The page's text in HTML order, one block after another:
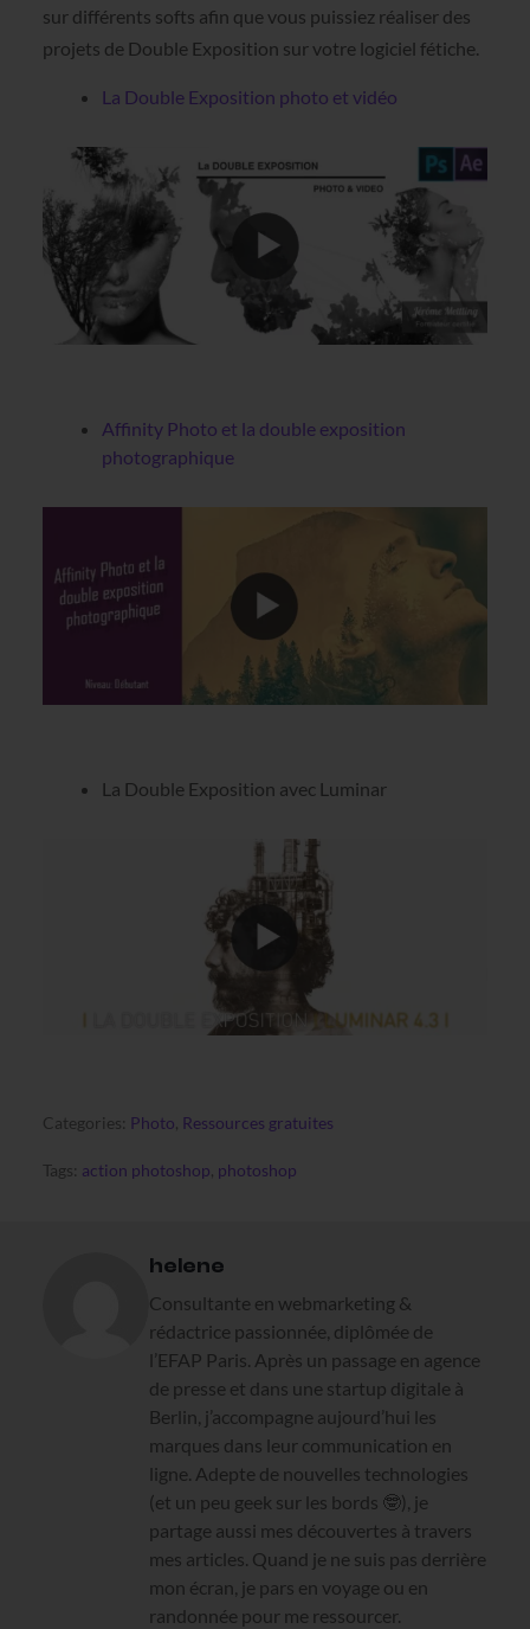
sur différents softs afin que vous puissiez réaliser des
projets de Double Exposition sur votre logiciel fétiche.
La Double Exposition photo et vidéo
Affinity Photo et la double exposition
photographique
La Double Exposition avec Luminar
Categories: Photo Ressources gratuites
Tags: action photoshop photoshop
helene
Consultante en webmarketing &
rédactrice passionnée, diplômée de
l’EFAP Paris. Après un passage en agence
de presse et dans une startup digitale à
Berlin, j’accompagne aujourd’hui les
marques dans leur communication en
ligne. Adepte de nouvelles technologies
(et un peu geek sur les bords 🤓), je
partage aussi mes découvertes à travers
mes articles. Quand je ne suis pas derrière
mon écran, je pars en voyage ou en
randonnée pour me ressourcer.